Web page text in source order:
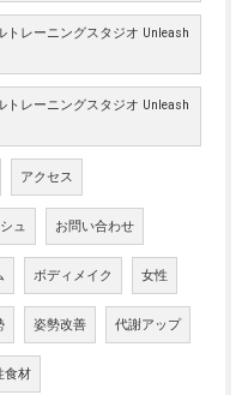
トレーニングスタジオ Unleash
トレーニングスタジオ Unleash
アクセス
ュ お問い合わせ
ボディメイク 女性
姿勢改善 代謝アップ
食材